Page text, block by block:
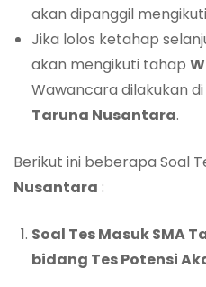
akan dipanggil
Jika lolos ketahap
akan mengikuti tahap
Wawancara dilakukan
Taruna Nusantara.
Berikut ini beberapa Soal
Nusantara :
Soal Tes Masuk SMA
bidang Tes Potensi